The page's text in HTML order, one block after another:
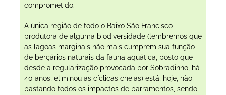
comprometido.
A única região de todo o Baixo São Francisco
produtora de alguma biodiversidade (lembremos que
as lagoas marginais não mais cumprem sua função
de berçários naturais da fauna aquática, posto que
desde a regularização provocada por Sobradinho, há
40 anos, eliminou as cíclicas cheias) está, hoje, não
bastando todos os impactos de barramentos, sendo